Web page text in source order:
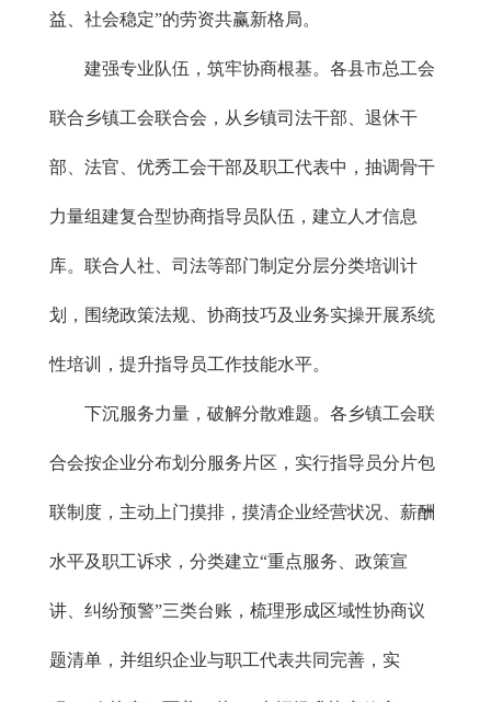
益、社会稳定”的劳资共赢新格局。
建强专业队伍，筑牢协商根基。各县市总工会
联合乡镇工会联合会，从乡镇司法干部、退休干
部、法官、优秀工会干部及职工代表中，抽调骨干
力量组建复合型协商指导员队伍，建立人才信息
库。联合人社、司法等部门制定分层分类培训计
划，围绕政策法规、协商技巧及业务实操开展系统
性培训，提升指导员工作技能水平。
下沉服务力量，破解分散难题。各乡镇工会联
合会按企业分布划分服务片区，实行指导员分片包
联制度，主动上门摸排，摸清企业经营状况、薪酬
水平及职工诉求，分类建立“重点服务、政策宣
讲、纠纷预警”三类台账，梳理形成区域性协商议
题清单，并组织企业与职工代表共同完善，实